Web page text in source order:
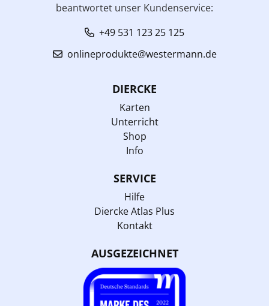
beantwortet unser Kundenservice:
+49 531 123 25 125
onlineprodukte@westermann.de
DIERCKE
Karten
Unterricht
Shop
Info
SERVICE
Hilfe
Diercke Atlas Plus
Kontakt
AUSGEZEICHNET